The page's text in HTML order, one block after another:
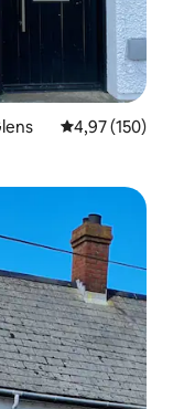
Середня
4,97 (150)